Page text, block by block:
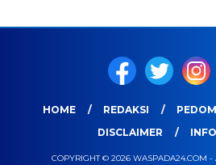
HOME REDAKSI
DISCLAIMER
COPYRIGHT © 2026 WASPADA24.COM -